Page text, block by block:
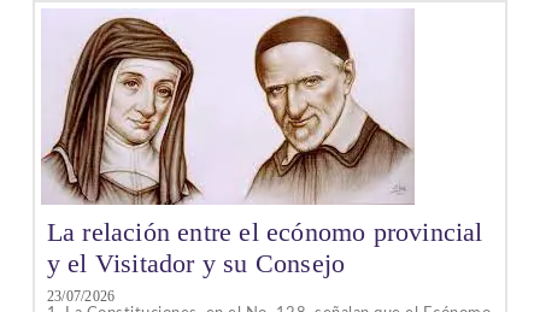
La relación entre el ecónomo provincial
y el Visitador y su Consejo
23/07/2026